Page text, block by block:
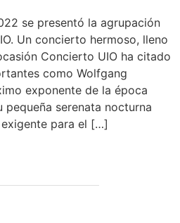
se presentó la agrupación
Un concierto hermoso, lleno
Concierto UIO ha citado
como Wolfgang
exponente de la época
serenata nocturna
para el […]